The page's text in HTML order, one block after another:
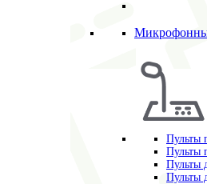
Пульты
Пульты
Пульты
Пульты